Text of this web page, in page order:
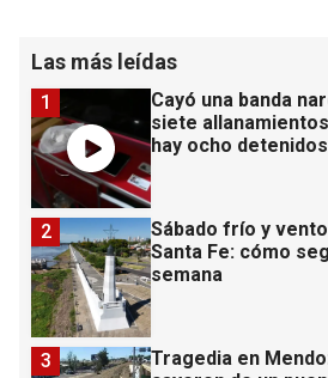
Las más leídas
Cayó una banda
siete
hay ocho detenidos
1
Sábado frío y
Santa Fe: cómo
semana
2
Tragedia en
3